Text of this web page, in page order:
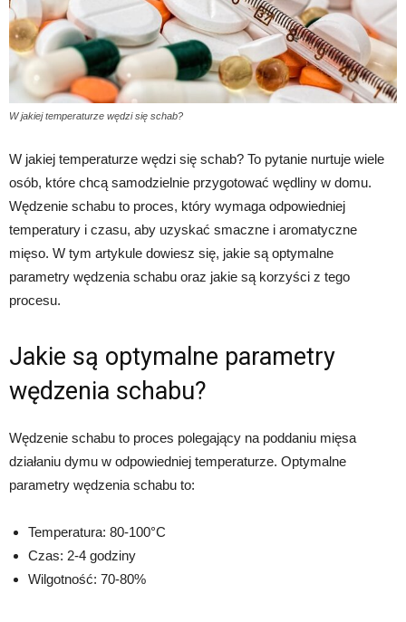
W jakiej temperaturze wędzi się schab?
W jakiej temperaturze wędzi się schab? To pytanie nurtuje wiele
osób, które chcą samodzielnie przygotować wędliny w domu.
Wędzenie schabu to proces, który wymaga odpowiedniej
temperatury i czasu, aby uzyskać smaczne i aromatyczne
mięso. W tym artykule dowiesz się, jakie są optymalne
parametry wędzenia schabu oraz jakie są korzyści z tego
procesu.
Jakie są optymalne parametry
wędzenia schabu?
Wędzenie schabu to proces polegający na poddaniu mięsa
działaniu dymu w odpowiedniej temperaturze. Optymalne
parametry wędzenia schabu to:
Temperatura: 80-100°C
Czas: 2-4 godziny
Wilgotność: 70-80%